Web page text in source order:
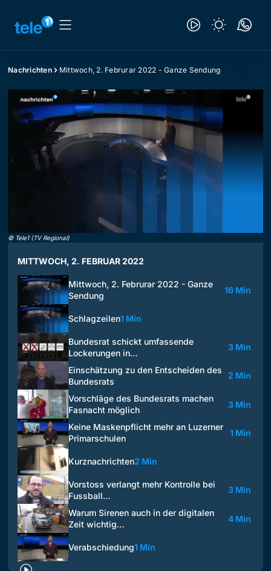
Nachrichten Mittwoch, 2. Februrar 2022 - Ganze Sendung
© Tele1 (TV Regional)
MITTWOCH, 2. FEBRUAR 2022
Mittwoch, 2. Februrar 2022 - Ganze
Sendung
16 Min
Schlagzeilen1 Min
Bundesrat schickt umfassende
Lockerungen in…
3 Min
Einschätzung zu den Entscheiden des
Bundesrats
2 Min
Vorschläge des Bundesrats machen
Fasnacht möglich
3 Min
Keine Maskenpflicht mehr an Luzerner
Primarschulen
1 Min
Kurznachrichten2 Min
Vorstoss verlangt mehr Kontrolle bei
Fussball…
3 Min
Warum Sirenen auch in der digitalen
Zeit wichtig…
4 Min
Verabschiedung1 Min